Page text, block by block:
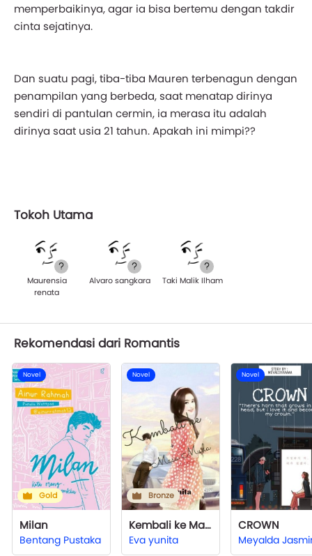
memperbaikinya, agar ia bisa bertemu dengan takdir
cinta sejatinya.
Dan suatu pagi, tiba-tiba Mauren terbenagun dengan
penampilan yang berbeda, saat menatap dirinya
sendiri di pantulan cermin, ia merasa itu adalah
dirinya saat usia 21 tahun. Apakah ini mimpi??
Tokoh Utama
Maurensia
renata
Alvaro sangkara Taki Malik Ilham
Rekomendasi dari Romantis
Novel
Gold
Milan
Bentang Pustaka
Novel
Bronze
Kembali ke Masa Muda
Eva yunita
Novel
CROWN